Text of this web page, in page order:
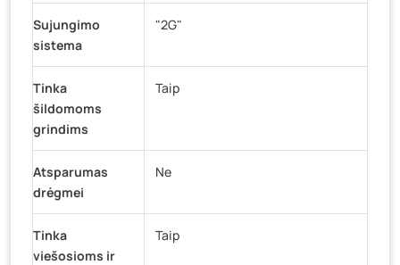
Sujungimo
sistema
"2G"
Tinka
šildomoms
grindims
Taip
Atsparumas
drėgmei
Ne
Tinka
viešosioms ir
Taip